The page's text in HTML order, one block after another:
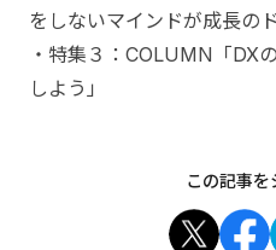
をしないマインドが成長の
・特集３：COLUMN「DX
しよう」
この記事を